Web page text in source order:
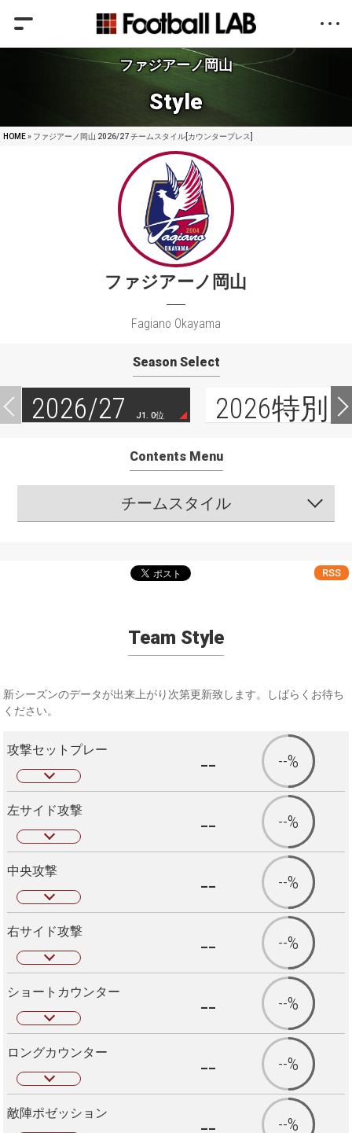
ファジアーノ岡山
Style
HOME» ファジアーノ岡山 2026/27 チームスタイル[カウンタープレス]
ファジアーノ岡山
Fagiano Okayama
Season Select
2026/27 J1. 0位 2026特別
Contents Menu
チームスタイル
RSS
Team Style
新シーズンのデータが出来上がり次第更新致します。しばらくお待ち
ください。
攻撃セットプレー -- --%
左サイド攻撃 -- --%
中央攻撃 -- --%
右サイド攻撃 -- --%
ショートカウンター -- --%
ロングカウンター -- --%
敵陣ポゼッション
--%